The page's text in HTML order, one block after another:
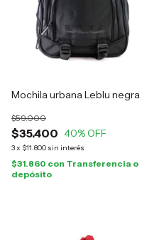
Mochila urbana Leblu negra
$35.400
$59.000
40% OFF
3x $11.800 sin interés
$31.860 con Transferencia o
depósito